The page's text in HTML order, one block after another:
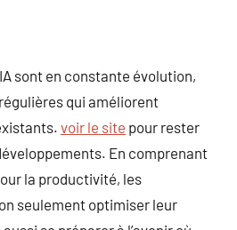
sont en constante évolution,
qui améliorent
voir le site pour rester
En comprenant
la productivité, les
seulement optimiser leur